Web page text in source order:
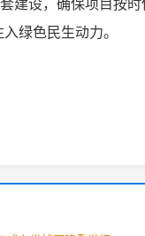
绿色民生动力。